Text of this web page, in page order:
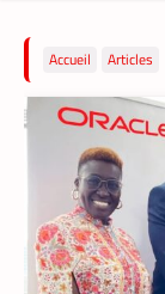
Accueil Articles